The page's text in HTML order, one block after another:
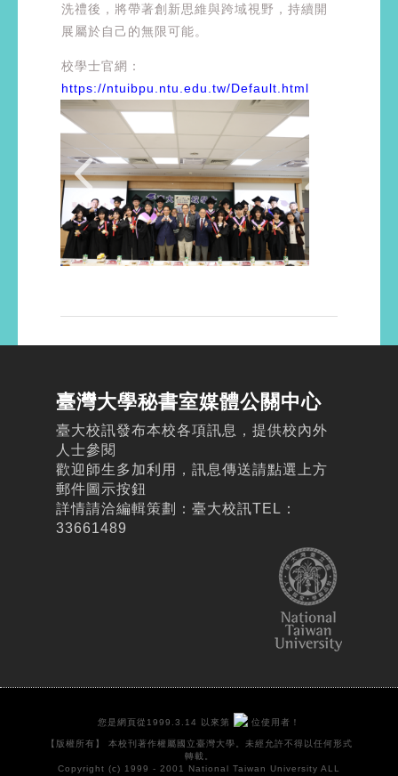
洗禮後，將帶著創新思維與跨域視野，持續開
展屬於自己的無限可能。
校學士官網：
https://ntuibpu.ntu.edu.tw/Default.html
臺灣大學秘書室媒體公關中心
臺大校訊發布本校各項訊息，提供校內外
人士參閱
歡迎師生多加利用，訊息傳送請點選上方
郵件圖示按鈕
詳情請洽編輯策劃：臺大校訊TEL：
33661489
您是網頁從1999.3.14 以來第 位使用者！
【版權所有】 本校刊著作權屬國立臺灣大學。未經允許不得以任何形式
轉載。
Copyright (c) 1999 - 2001 National Taiwan University ALL